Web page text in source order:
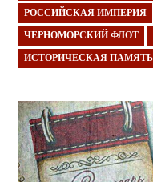
РОССИЙСКАЯ ИМПЕРИЯ
ЧЕРНОМОРСКИЙ ФЛОТ
ИСТОРИЧЕСКАЯ ПАМЯТЬ